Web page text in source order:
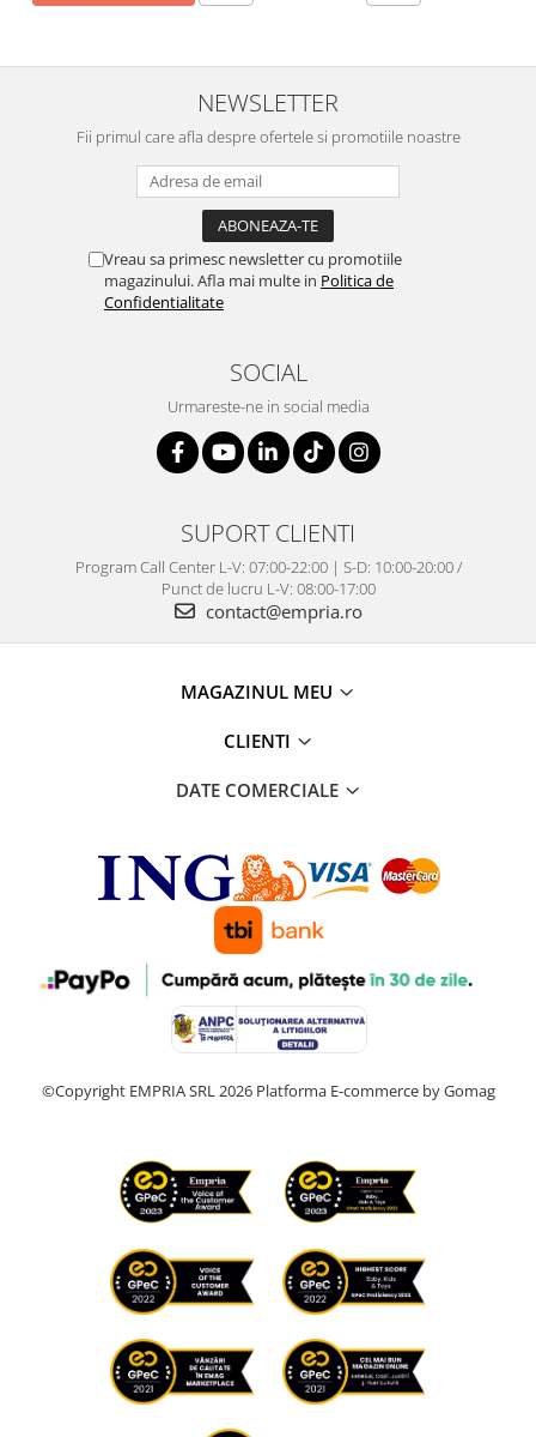
NEWSLETTER
Fii primul care afla despre ofertele si promotiile noastre
Vreau sa primesc newsletter cu promotiile
magazinului. Afla mai multe in Politica de
Confidentialitate
SOCIAL
Urmareste-ne in social media
SUPORT CLIENTI
Program Call Center L-V: 07:00-22:00 | S-D: 10:00-20:00 /
Punct de lucru L-V: 08:00-17:00
contact@empria.ro
MAGAZINUL MEU
CLIENTI
DATE COMERCIALE
©Copyright EMPRIA SRL 2026 Platforma E-commerce by Gomag